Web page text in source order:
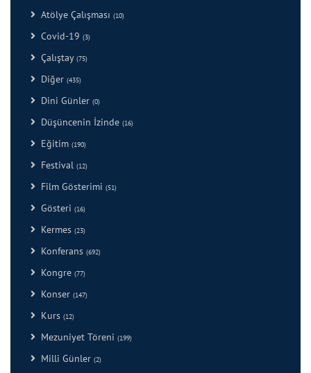
Atölye Çalışması (10)
Covid-19 (3)
Çalıştay (75)
Diğer (435)
Dini Günler (0)
Düşüncenin İzinde (16)
Eğitim (190)
Festival (12)
Film Gösterimi (51)
Gösteri (16)
Kermes (23)
Konferans (692)
Kongre (77)
Konser (147)
Kurs (12)
Mezuniyet Töreni (199)
Milli Günler (2)